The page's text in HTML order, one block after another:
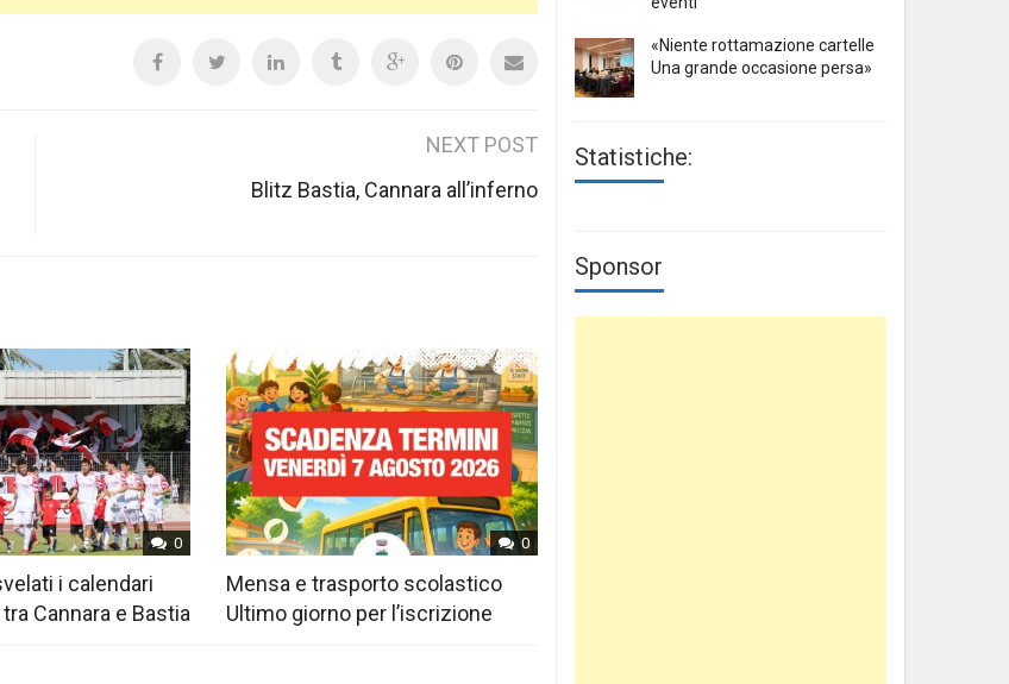
NEXT POST
Blitz Bastia, Cannara all’inferno
0
i calendari
Cannara e Bastia
0
Mensa e trasporto scolastico
Ultimo giorno per l’iscrizione
«Niente rottamazione cartelle
Una grande occasione persa»
Statistiche:
Sponsor